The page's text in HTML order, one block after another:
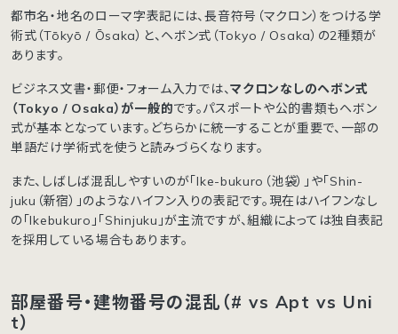
都市名・地名のローマ字表記には、長音符号（マクロン）をつける学
術式（Tōkyō / Ōsaka）と、ヘボン式（Tokyo / Osaka）の2種類が
あります。
ビジネス文書・郵便・フォーム入力では、マクロンなしのヘボン式
（Tokyo / Osaka）が一般的です。パスポートや公的書類もヘボン
式が基本となっています。どちらかに統一することが重要で、一部の
単語だけ学術式を使うと読みづらくなります。
また、しばしば混乱しやすいのが「Ike-bukuro（池袋）」や「Shin-
juku（新宿）」のようなハイフン入りの表記です。現在はハイフンなし
の「Ikebukuro」「Shinjuku」が主流ですが、組織によっては独自表記
を採用している場合もあります。
部屋番号・建物番号の混乱（# vs Apt vs Uni
t）